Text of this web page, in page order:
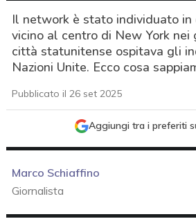
Il network è stato individuato in
vicino al centro di New York nei
città statunitense ospitava gli
Nazioni Unite. Ecco cosa
Pubblicato il 26 set 2025
Aggiungi tra i preferiti
Marco Schiaffino
Giornalista